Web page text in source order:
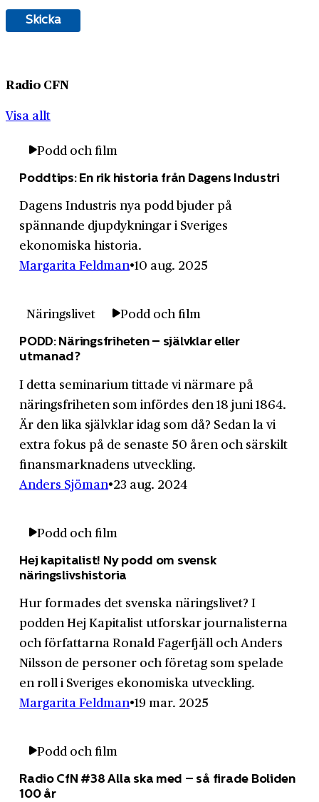
Radio CFN
Visa allt
Podd och film
Poddtips: En rik historia från Dagens Industri
Dagens Industris nya podd bjuder på
spännande djupdykningar i Sveriges
ekonomiska historia.
Margarita Feldman 10 aug. 2025
Näringslivet Podd och film
PODD: Näringsfriheten – självklar eller
utmanad?
I detta seminarium tittade vi närmare på
näringsfriheten som infördes den 18 juni 1864.
Är den lika självklar idag som då? Sedan la vi
extra fokus på de senaste 50 åren och särskilt
finansmarknadens utveckling.
Anders Sjöman 23 aug. 2024
Podd och film
Hej kapitalist! Ny podd om svensk
näringslivshistoria
Hur formades det svenska näringslivet? I
podden Hej Kapitalist utforskar journalisterna
och författarna Ronald Fagerfjäll och Anders
Nilsson de personer och företag som spelade
en roll i Sveriges ekonomiska utveckling.
Margarita Feldman 19 mar. 2025
Podd och film
Radio CfN #38 Alla ska med – så firade Boliden
100 år